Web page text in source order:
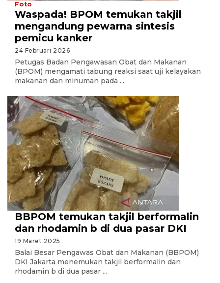
Foto
Waspada! BPOM temukan takjil
mengandung pewarna sintesis
pemicu kanker
24 Februari 2026
Petugas Badan Pengawasan Obat dan Makanan
(BPOM) mengamati tabung reaksi saat uji kelayakan
makanan dan minuman pada ...
BBPOM temukan takjil berformalin
dan rhodamin b di dua pasar DKI
19 Maret 2025
Balai Besar Pengawas Obat dan Makanan (BBPOM)
DKI Jakarta menemukan takjil berformalin dan
rhodamin b di dua pasar ...